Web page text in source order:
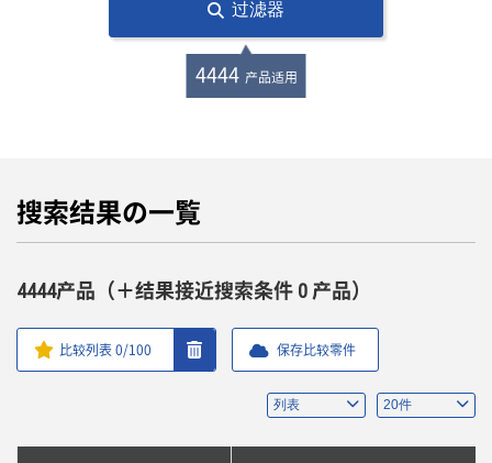
过滤器
4444 产品适用
搜索结果の一覧
4444产品（＋结果接近搜索条件 0 产品）
比较列表0/100 保存比较零件